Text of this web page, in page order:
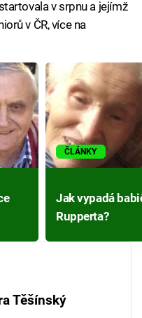
v srpnu a jejímž
v ČR, více na
ČLÁNKY
Jak vypadá
Rupperta?
Těšínský